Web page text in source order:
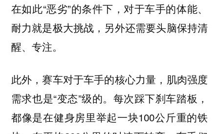
在如此“恶劣”的条件下，对于车手的体能、
耐力就是极大挑战，另外还需要头脑保持清
醒、专注。
此外，赛车对于车手的核心力量，肌肉强度
需求也是“变态”级的。每次踩下刹车踏板，
都像是在健身房里举起一块100公斤重的铁